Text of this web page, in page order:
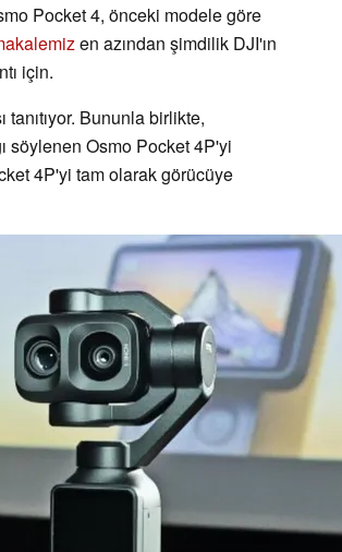
Pocket 4, önceki modele göre
en azından şimdilik DJI'ın
için.
Bununla birlikte,
söylenen Osmo Pocket 4P'yi
4P'yi tam olarak görücüye